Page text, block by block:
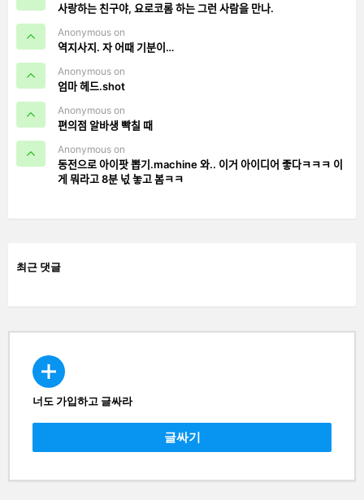
사랑하는 친구야, 요로코롬 하는 그런 사람을 만나.
Anonymous on
역지사지. 자 어때 기분이…
Anonymous on
엄마 헤드.shot
Anonymous on
편의점 알바생 빡칠 때
Anonymous on
동전으로 아이팟 뽑기.machine 와.. 이거 아이디어 좋다ㅋㅋㅋ 이
게 뭐라고 8분 넋 놓고 봄ㅋㅋ
최근 댓글
CREATE
너도 가입하고 글싸라
글싸기